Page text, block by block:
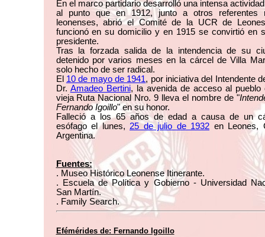
En el marco partidario desarrolló una intensa
al punto que en 1912, junto a otros referentes
leonenses, abrió el Comité de la UCR de
funcionó en su domicilio y en 1915 se convirtió en
presidente.
Tras la forzada salida de la intendencia de su
detenido por varios meses en la cárcel de Villa
solo hecho de ser radical.
El 10 de mayo de 1941, por iniciativa del Intendente
Dr. Amadeo Bertini, la avenida de acceso al pueblo
vieja Ruta Nacional Nro. 9 lleva el nombre de "
Fernando Igoillo" en su honor.
Falleció a los 65 años de edad a causa de un
esófago el lunes, 25 de julio de 1932 en Leones,
Argentina.
Fuentes:
. Museo Histórico Leonense Itinerante.
. Escuela de Política y Gobierno - Universidad
San Martín.
. Family Search.
Efémérides de: Fernando Igoillo